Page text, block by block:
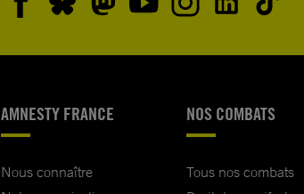
AMNESTY FRANCE
Nous connaître
NOS COMBATS
Tous nos combats